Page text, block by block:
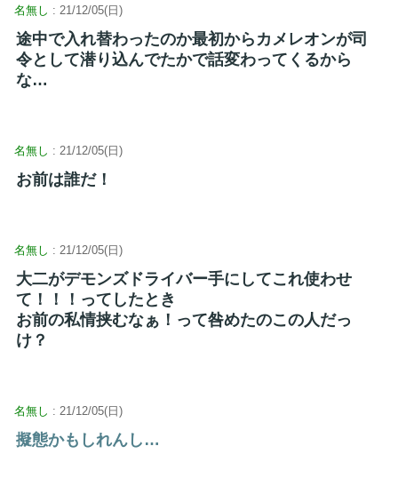
名無し : 21/12/05(日)
途中で入れ替わったのか最初からカメレオンが司
令として潜り込んでたかで話変わってくるから
な…
名無し : 21/12/05(日)
お前は誰だ！
名無し : 21/12/05(日)
大二がデモンズドライバー手にしてこれ使わせ
て！！！ってしたとき
お前の私情挟むなぁ！って咎めたのこの人だっ
け？
名無し : 21/12/05(日)
擬態かもしれんし…